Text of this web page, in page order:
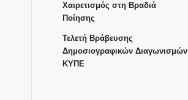
Χαιρετισμός στη Βραδιά
Ποίησης
Τελετή Βράβευσης
Δημοσιογραφικών Διαγωνισμών
ΚΥΠΕ